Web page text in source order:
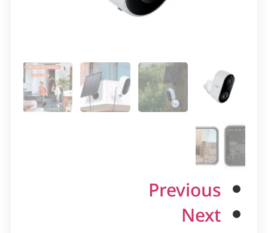
Previous
Next